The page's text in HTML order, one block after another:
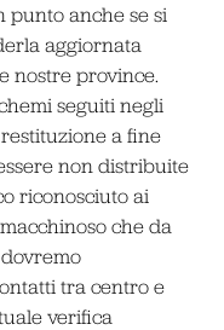
punto anche se si
aggiornata
nostre province.
seguiti negli
a fine
non distribuite
riconosciuto ai
che da
tra centro e
verifica